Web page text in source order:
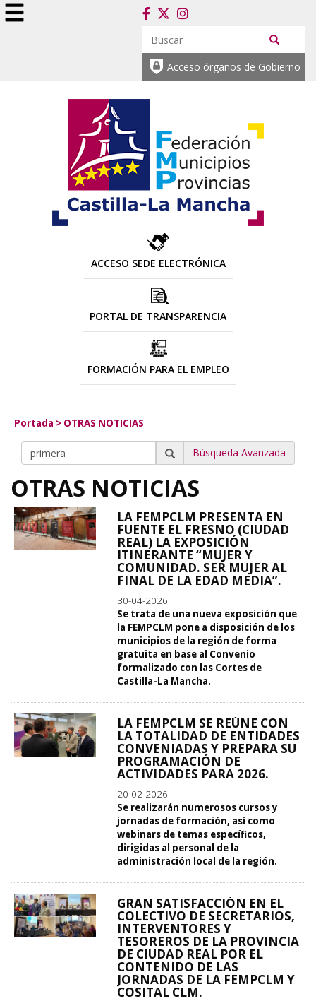
Acceso órganos de Gobierno
ACCESO SEDE ELECTRÓNICA
PORTAL DE TRANSPARENCIA
FORMACIÓN PARA EL EMPLEO
Portada > OTRAS NOTICIAS
Búsqueda Avanzada
OTRAS NOTICIAS
LA FEMPCLM PRESENTA EN
FUENTE EL FRESNO (CIUDAD
REAL) LA EXPOSICIÓN
ITINERANTE “MUJER Y
COMUNIDAD. SER MUJER AL
FINAL DE LA EDAD MEDIA”.
30-04-2026
Se trata de una nueva exposición que
la FEMPCLM pone a disposición de los
municipios de la región de forma
gratuita en base al Convenio
formalizado con las Cortes de
Castilla-La Mancha.
LA FEMPCLM SE REÚNE CON
LA TOTALIDAD DE ENTIDADES
CONVENIADAS Y PREPARA SU
PROGRAMACIÓN DE
ACTIVIDADES PARA 2026.
20-02-2026
Se realizarán numerosos cursos y
jornadas de formación, así como
webinars de temas específicos,
dirigidas al personal de la
administración local de la región.
GRAN SATISFACCIÓN EN EL
COLECTIVO DE SECRETARIOS,
INTERVENTORES Y
TESOREROS DE LA PROVINCIA
DE CIUDAD REAL POR EL
CONTENIDO DE LAS
JORNADAS DE LA FEMPCLM Y
COSITAL CLM.